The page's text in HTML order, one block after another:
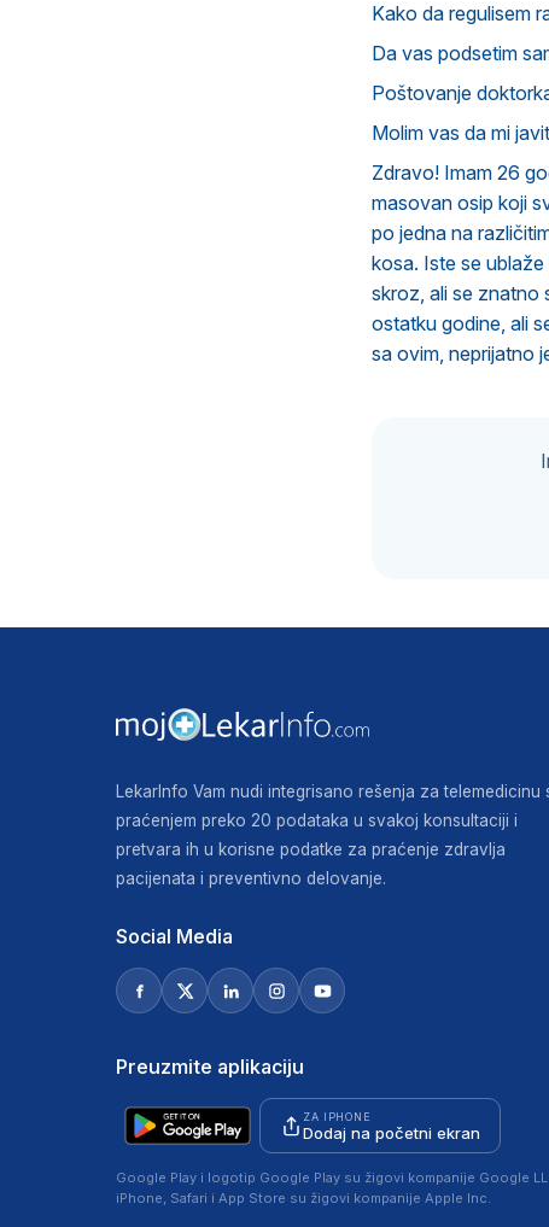
Kako da regulisem
Da vas podsetim
Poštovanje
Molim vas da mi
Zdravo! Imam 26
masovan osip koji
po jedna na
kosa. Iste se
skroz, ali se znatno
ostatku godine, ali
sa ovim, neprijatno
LekarInfo Vam nudi integrisano rešenja za telemedicinu
praćenjem preko 20 podataka u svakoj konsultaciji i
pretvara ih u korisne podatke za praćenje zdravlja
pacijenata i preventivno delovanje.
Social Media
Preuzmite aplikaciju
ZA IPHONE
Dodaj na početni ekran
Google Play i logotip Google Play su žigovi kompanije Google
iPhone, Safari i App Store su žigovi kompanije Apple Inc.